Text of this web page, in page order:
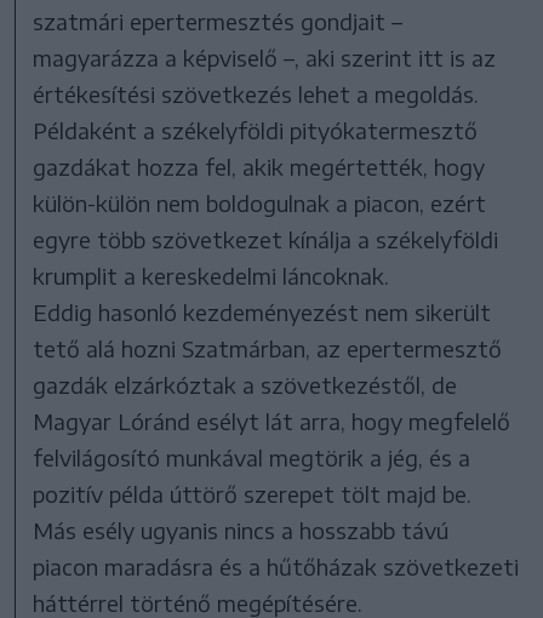
szatmári epertermesztés gondjait –
magyarázza a képviselő –, aki szerint itt is az
értékesítési szövetkezés lehet a megoldás.
Példaként a székelyföldi pityókatermesztő
gazdákat hozza fel, akik megértették, hogy
külön-külön nem boldogulnak a piacon, ezért
egyre több szövetkezet kínálja a székelyföldi
krumplit a kereskedelmi láncoknak.
Eddig hasonló kezdeményezést nem sikerült
tető alá hozni Szatmárban, az epertermesztő
gazdák elzárkóztak a szövetkezéstől, de
Magyar Lóránd esélyt lát arra, hogy megfelelő
felvilágosító munkával megtörik a jég, és a
pozitív példa úttörő szerepet tölt majd be.
Más esély ugyanis nincs a hosszabb távú
piacon maradásra és a hűtőházak szövetkezeti
háttérrel történő megépítésére.